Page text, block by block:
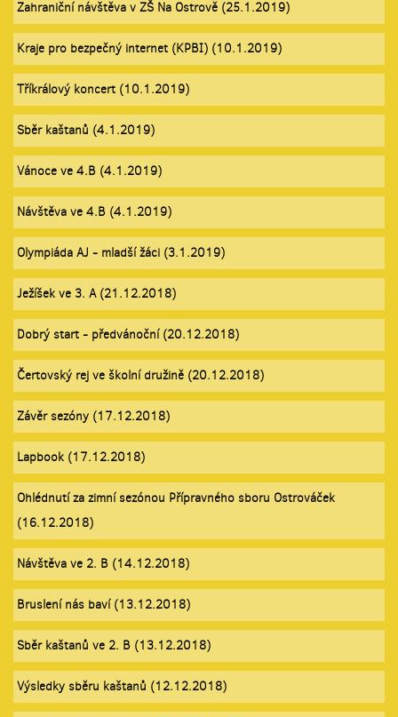
Zahraniční návštěva v ZŠ Na Ostrově (25.1.2019)
Kraje pro bezpečný internet (KPBI) (10.1.2019)
Tříkrálový koncert (10.1.2019)
Sběr kaštanů (4.1.2019)
Vánoce ve 4.B (4.1.2019)
Návštěva ve 4.B (4.1.2019)
Olympiáda AJ - mladší žáci (3.1.2019)
Ježíšek ve 3. A (21.12.2018)
Dobrý start - předvánoční (20.12.2018)
Čertovský rej ve školní družině (20.12.2018)
Závěr sezóny (17.12.2018)
Lapbook (17.12.2018)
Ohlédnutí za zimní sezónou Přípravného sboru Ostrováček
(16.12.2018)
Návštěva ve 2. B (14.12.2018)
Bruslení nás baví (13.12.2018)
Sběr kaštanů ve 2. B (13.12.2018)
Výsledky sběru kaštanů (12.12.2018)